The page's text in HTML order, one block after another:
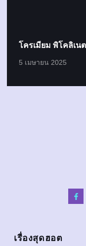
โครเมียม พิโคลิเน
5 เมษายน 2025
เรื่องสุดฮอต